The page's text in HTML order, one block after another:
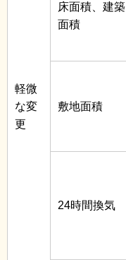
軽微
な変
更
床面積、建築
面積
敷地面積
24時間換気